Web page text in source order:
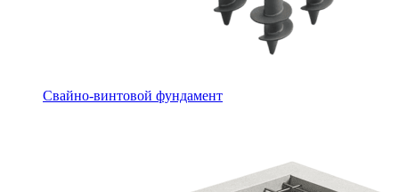
Свайно-винтовой фундамент